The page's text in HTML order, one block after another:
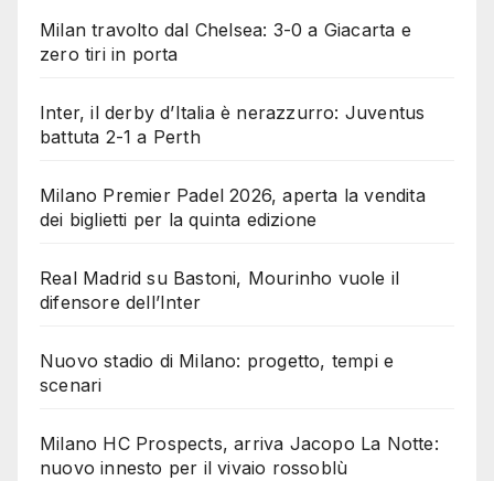
Milan travolto dal Chelsea: 3-0 a Giacarta e
zero tiri in porta
Inter, il derby d’Italia è nerazzurro: Juventus
battuta 2-1 a Perth
Milano Premier Padel 2026, aperta la vendita
dei biglietti per la quinta edizione
Real Madrid su Bastoni, Mourinho vuole il
difensore dell’Inter
Nuovo stadio di Milano: progetto, tempi e
scenari
Milano HC Prospects, arriva Jacopo La Notte:
nuovo innesto per il vivaio rossoblù